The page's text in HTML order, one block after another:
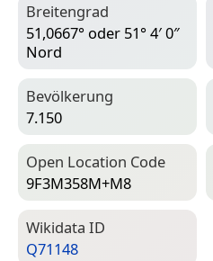
Breitengrad
51,0667° oder 51° 4′ 0″
Nord
Bevölkerung
7.150
Open Location Code
9F3M358M+M8
Wiki­data ID
Q71148